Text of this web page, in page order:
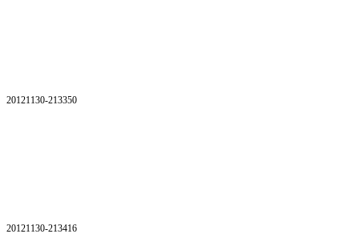
20121130-213350
20121130-213416